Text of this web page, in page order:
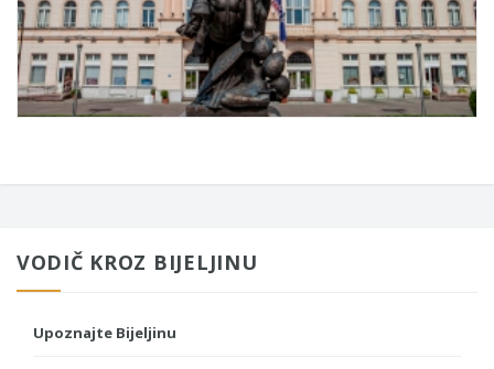
VODIČ KROZ BIJELJINU
Upoznajte Bijeljinu